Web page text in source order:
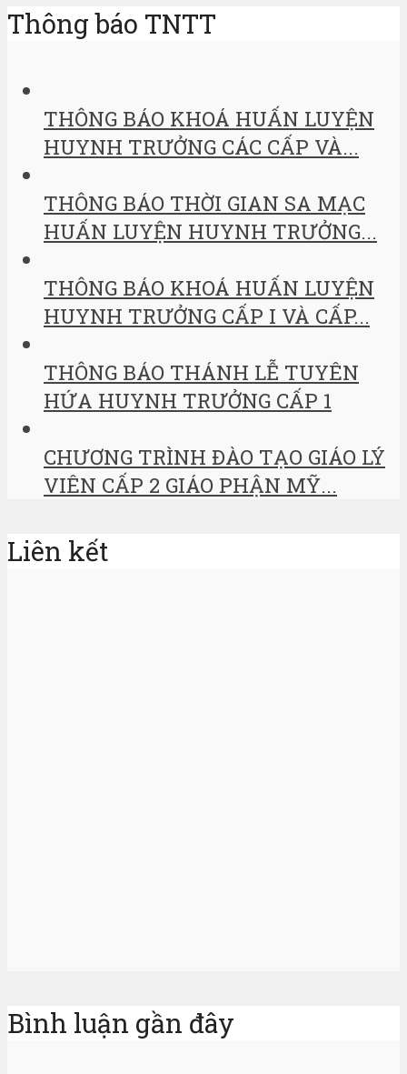
Thông báo TNTT
THÔNG BÁO KHOÁ HUẤN LUYỆN
HUYNH TRƯỞNG CÁC CẤP VÀ...
THÔNG BÁO THỜI GIAN SA MẠC
HUẤN LUYỆN HUYNH TRƯỞNG...
THÔNG BÁO KHOÁ HUẤN LUYỆN
HUYNH TRƯỞNG CẤP I VÀ CẤP...
THÔNG BÁO THÁNH LỄ TUYÊN
HỨA HUYNH TRƯỞNG CẤP 1
CHƯƠNG TRÌNH ĐÀO TẠO GIÁO LÝ
VIÊN CẤP 2 GIÁO PHẬN MỸ...
Liên kết
Bình luận gần đây